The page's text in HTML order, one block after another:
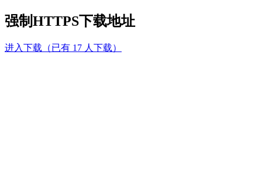
强制HTTPS下载地址
进入下载（已有 17 人下载）